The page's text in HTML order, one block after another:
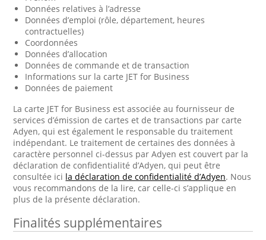
Données relatives à l’adresse
Données d’emploi (rôle, département, heures
contractuelles)
Coordonnées
Données d’allocation
Données de commande et de transaction
Informations sur la carte JET for Business
Données de paiement
La carte JET for Business est associée au fournisseur de
services d’émission de cartes et de transactions par carte
Adyen, qui est également le responsable du traitement
indépendant. Le traitement de certaines des données à
caractère personnel ci-dessus par Adyen est couvert par la
déclaration de confidentialité d’Adyen, qui peut être
consultée ici la déclaration de confidentialité d’Adyen. Nous
vous recommandons de la lire, car celle-ci s’applique en
plus de la présente déclaration.
Finalités supplémentaires